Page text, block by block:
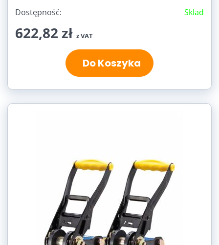
Dostępność: Sklad
622,82 zł z VAT
Do Koszyka